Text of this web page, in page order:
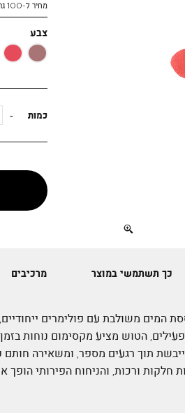
Full
מחיר ל-100 גרם: 3160.00 ₪
צבע
כמות
כך תשתמשי במוצר מרכיבים
10* שעות. הנוסחה מבוססת המים משולבת עם פולימרים
הטוש מציע מקסימום נוחות
תוך רגעים מספר, ומשאירה
ורכות, והניחוח הפירותי הופך